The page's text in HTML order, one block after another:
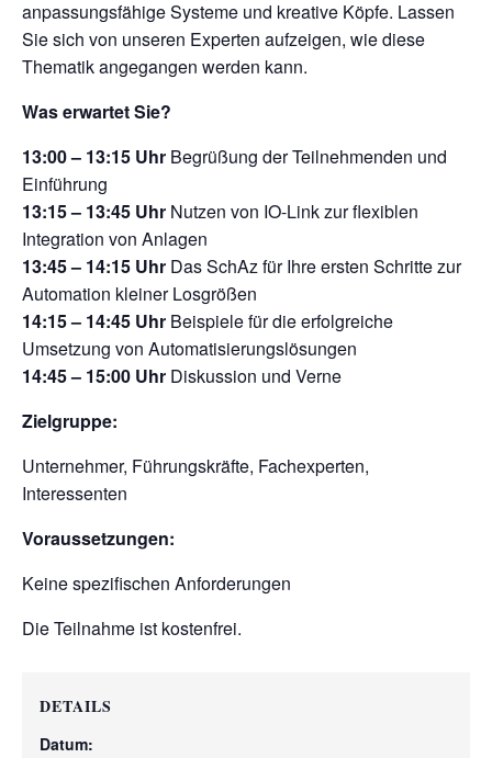
anpassungsfähige Systeme und kreative Köpfe. Lassen
Sie sich von unseren Experten aufzeigen, wie diese
Thematik angegangen werden kann.
Was erwartet Sie?
13:00 – 13:15 Uhr Begrüßung der Teilnehmenden und
Einführung
13:15 – 13:45 Uhr Nutzen von IO-Link zur flexiblen
Integration von Anlagen
13:45 – 14:15 Uhr Das SchAz für Ihre ersten Schritte zur
Automation kleiner Losgrößen
14:15 – 14:45 Uhr Beispiele für die erfolgreiche
Umsetzung von Automatisierungslösungen
14:45 – 15:00 Uhr Diskussion und Verne
Zielgruppe:
Unternehmer, Führungskräfte, Fachexperten,
Interessenten
Voraussetzungen:
Keine spezifischen Anforderungen
Die Teilnahme ist kostenfrei.
DETAILS
Datum: